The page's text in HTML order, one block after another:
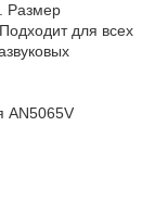
Размер
для всех
AN5065V